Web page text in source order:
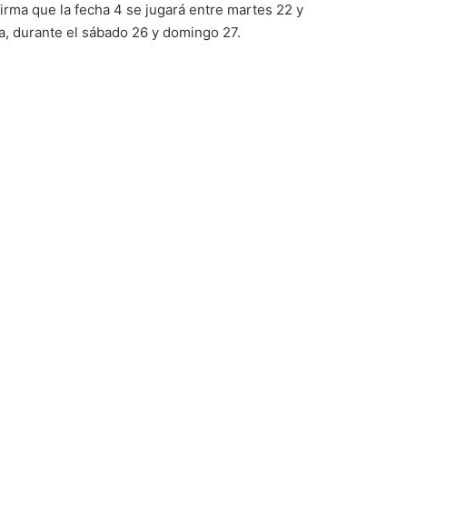
que la fecha 4 se jugará entre martes 22 y
durante el sábado 26 y domingo 27.